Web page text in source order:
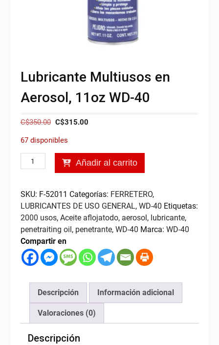
Lubricante Multiusos en
Aerosol, 11oz WD-40
C$350.00 El
original
era:
C$350.00.
C$315.00
es:
C$315.00.
67 disponibles
Lubricante
Multiusos
Aerosol,
11oz
WD-
40
cantidad
Añadir al carrito
SKU: F-52011 Categorías: FERRETERO,
LUBRICANTES DE USO GENERAL, WD-40 Etiquetas:
2000 usos, Aceite aflojatodo, aerosol, lubricante,
penetraiting oil, penetrante, WD-40 Marca: WD-40
Compartir en
Descripción Información adicional
Valoraciones (0)
Descripción